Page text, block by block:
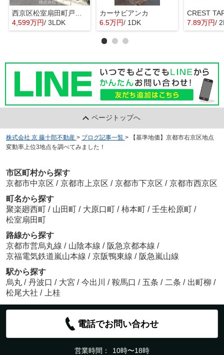
西京区松室扇田町戸建て
4,599万円/ 3LDK
カーサビアンカ
6.5万円/ 1DK
CREST
7.89万円/
ページトップへ
株式会社 京 藤十郎不動産 > ブログ記事一覧 >
【基準地価】京都市右京区地点
変動率上位3地点を調べてみました！
市区町村から探す
京都市中京区 / 京都市上京区 / 京都市下京区 / 京都市西京区
町名から探す
聚楽廻西町 / 山田町 / 大原口町 / 柿本町 / 壬生松原町 /
松室扇田町
路線から探す
京都市営烏丸線 / 山陰本線 / 阪急京都本線 /
京福電気鉄道嵐山本線 / 京阪鴨東線 / 阪急嵐山線
駅から探す
烏丸 / 丹波口 / 大宮 / 今出川 / 鞍馬口 / 五条 / 二条 / 出町柳 /
松尾大社 / 上桂
電話でお問い合わせ
営業時間： 10時〜18時